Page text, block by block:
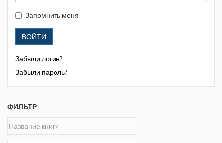
Запомнить меня
ВОЙТИ
Забыли логин?
Забыли пароль?
ФИЛЬТР